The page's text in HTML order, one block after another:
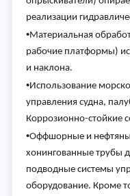
реализации
•Материальная
рабочие платформы)
и наклона.
•Использование
управления судна,
Коррозионно-стойкие
•Оффшорные и
хонингованные трубы
подводные системы
оборудование. Кроме